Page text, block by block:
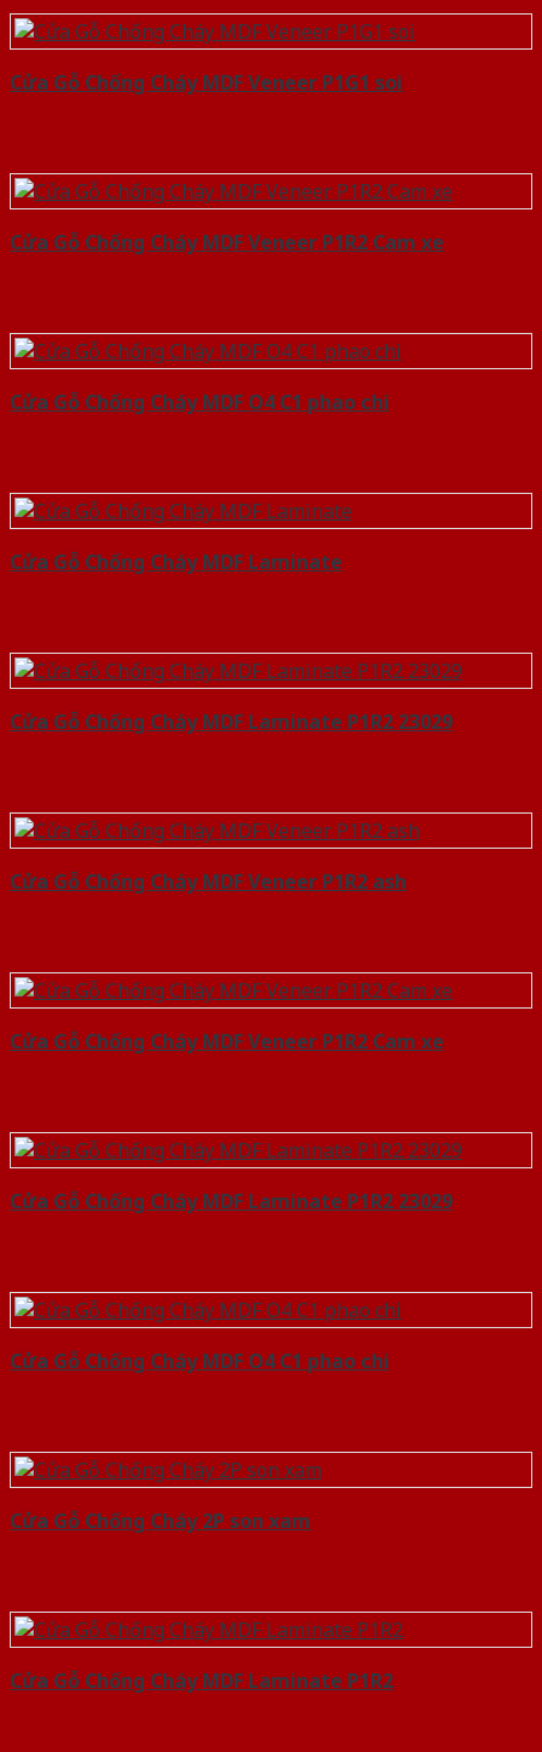
Cửa Gỗ Chống Cháy MDF Veneer P1G1 soi
Cửa Gỗ Chống Cháy MDF Veneer P1R2 Cam xe
Cửa Gỗ Chống Cháy MDF O4 C1 phao chi
Cửa Gỗ Chống Cháy MDF Laminate
Cửa Gỗ Chống Cháy MDF Laminate P1R2 23029
Cửa Gỗ Chống Cháy MDF Veneer P1R2 ash
Cửa Gỗ Chống Cháy MDF Veneer P1R2 Cam xe
Cửa Gỗ Chống Cháy MDF Laminate P1R2 23029
Cửa Gỗ Chống Cháy MDF O4 C1 phao chi
Cửa Gỗ Chống Cháy 2P son xam
Cửa Gỗ Chống Cháy MDF Laminate P1R2